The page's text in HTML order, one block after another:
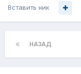
Вставить ник
НАЗАД